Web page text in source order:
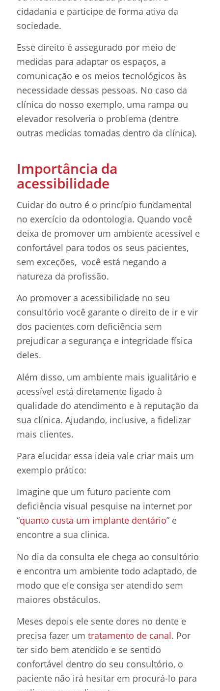
cidadania e participe de forma ativa da
sociedade.
Esse direito é assegurado por meio de
medidas para adaptar os espaços, a
comunicação e os meios tecnológicos às
necessidade dessas pessoas. No caso da
clínica do nosso exemplo, uma rampa ou
elevador resolveria o problema (dentre
outras medidas tomadas dentro da clínica).
Importância da
acessibilidade
Cuidar do outro é o princípio fundamental
no exercício da odontologia. Quando você
deixa de promover um ambiente acessível e
confortável para todos os seus pacientes,
sem exceções, você está negando a
natureza da profissão.
Ao promover a acessibilidade no seu
consultório você garante o direito de ir e vir
dos pacientes com deficiência sem
prejudicar a segurança e integridade física
deles.
Além disso, um ambiente mais igualitário e
acessível está diretamente ligado à
qualidade do atendimento e à reputação da
sua clínica. Ajudando, inclusive, a fidelizar
mais clientes.
Para elucidar essa ideia vale criar mais um
exemplo prático:
Imagine que um futuro paciente com
deficiência visual pesquise na internet por
“quanto custa um implante dentário” e
encontre a sua clinica.
No dia da consulta ele chega ao consultório
e encontra um ambiente todo adaptado, de
modo que ele consiga ser atendido sem
maiores obstáculos.
Meses depois ele sente dores no dente e
precisa fazer um tratamento de canal. Por
ter sido bem atendido e se sentido
confortável dentro do seu consultório, o
paciente não irá hesitar em procurá-lo para